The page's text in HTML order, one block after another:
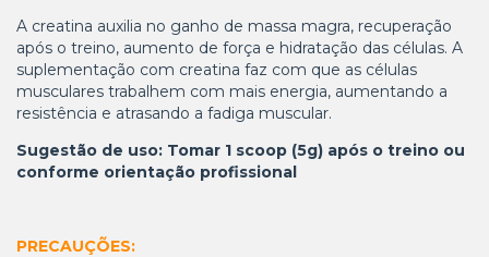
A creatina auxilia no ganho de massa magra, recuperação
após o treino, aumento de força e hidratação das células. A
suplementação com creatina faz com que as células
musculares trabalhem com mais energia, aumentando a
resistência e atrasando a fadiga muscular.
Sugestão de uso: Tomar 1 scoop (5g) após o treino ou
conforme orientação profissional
PRECAUÇÕES: